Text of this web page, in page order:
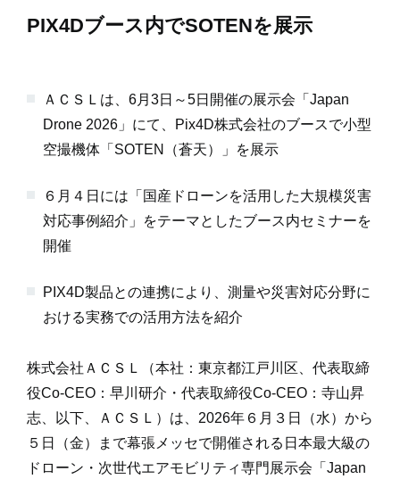
PIX4Dブース内でSOTENを展示
ＡＣＳＬは、6月3日～5日開催の展示会「Japan
Drone 2026」にて、Pix4D株式会社のブースで小型
空撮機体「SOTEN（蒼天）」を展示
６月４日には「国産ドローンを活用した大規模災害
対応事例紹介」をテーマとしたブース内セミナーを
開催
PIX4D製品との連携により、測量や災害対応分野に
おける実務での活用方法を紹介
株式会社ＡＣＳＬ（本社：東京都江戸川区、代表取締
役Co-CEO：早川研介・代表取締役Co-CEO：寺山昇
志、以下、ＡＣＳＬ）は、2026年６月３日（水）から
５日（金）まで幕張メッセで開催される日本最大級の
ドローン・次世代エアモビリティ専門展示会「Japan